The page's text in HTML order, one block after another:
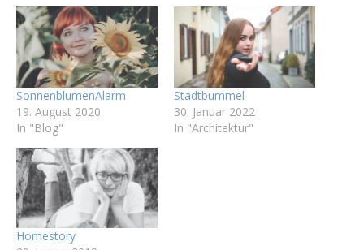
SonnenblumenAlarm
19. August 2020
In "Blog"
Stadtbummel
30. Januar 2022
In "Architektur"
Homestory